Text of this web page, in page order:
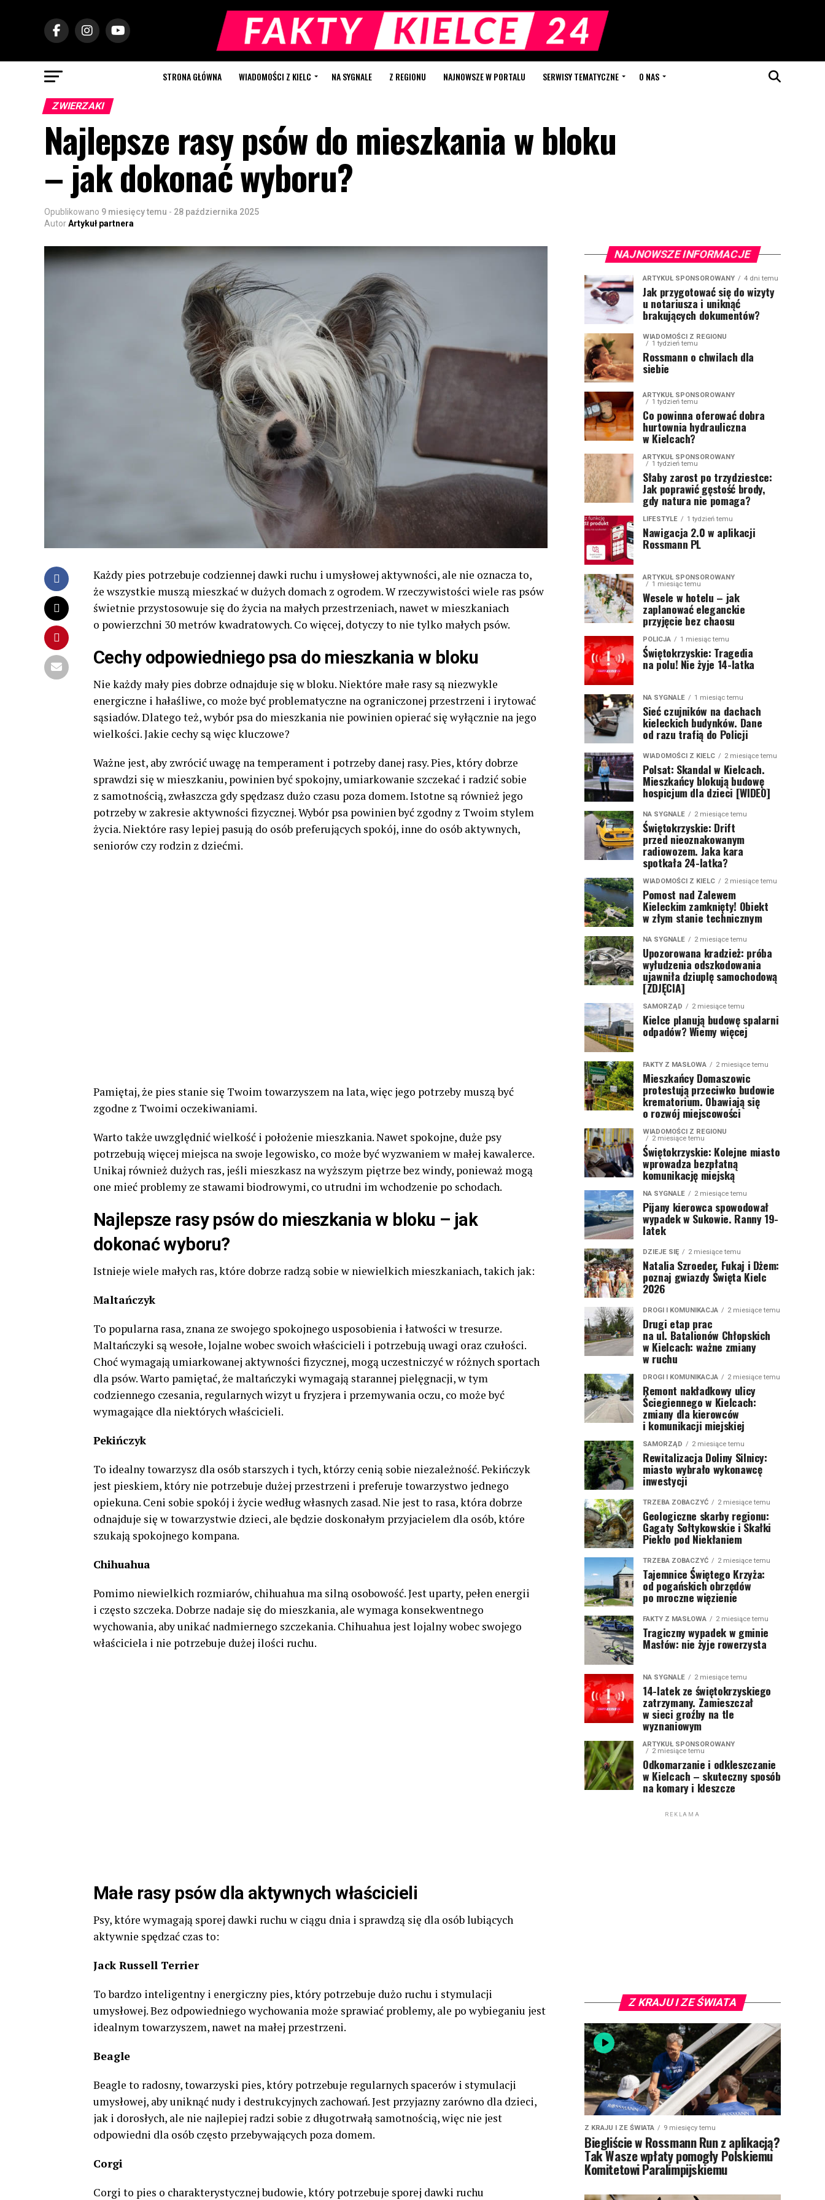
STRONA GŁÓWNA WIADOMOŚCI Z KIELC NA SYGNALE Z REGIONU NAJNOWSZE W PORTALU SERWISY TEMATYCZNE O NAS
ZWIERZAKI
Najlepsze rasy psów do mieszkania w bloku
– jak dokonać wyboru?
Opublikowano 9 miesięcy temu - 28 października 2025
AutorArtykuł partnera
Każdy pies potrzebuje codziennej dawki ruchu i umysłowej aktywności, ale nie oznacza to,
że wszystkie muszą mieszkać w dużych domach z ogrodem. W rzeczywistości wiele ras psów
świetnie przystosowuje się do życia na małych przestrzeniach, nawet w mieszkaniach
o powierzchni 30 metrów kwadratowych. Co więcej, dotyczy to nie tylko małych psów.
Cechy odpowiedniego psa do mieszkania w bloku
Nie każdy mały pies dobrze odnajduje się w bloku. Niektóre małe rasy są niezwykle
energiczne i hałaśliwe, co może być problematyczne na ograniczonej przestrzeni i irytować
sąsiadów. Dlatego też, wybór psa do mieszkania nie powinien opierać się wyłącznie na jego
wielkości. Jakie cechy są więc kluczowe?
Ważne jest, aby zwrócić uwagę na temperament i potrzeby danej rasy. Pies, który dobrze
sprawdzi się w mieszkaniu, powinien być spokojny, umiarkowanie szczekać i radzić sobie
z samotnością, zwłaszcza gdy spędzasz dużo czasu poza domem. Istotne są również jego
potrzeby w zakresie aktywności fizycznej. Wybór psa powinien być zgodny z Twoim stylem
życia. Niektóre rasy lepiej pasują do osób preferujących spokój, inne do osób aktywnych,
seniorów czy rodzin z dziećmi.
Pamiętaj, że pies stanie się Twoim towarzyszem na lata, więc jego potrzeby muszą być
zgodne z Twoimi oczekiwaniami.
Warto także uwzględnić wielkość i położenie mieszkania. Nawet spokojne, duże psy
potrzebują więcej miejsca na swoje legowisko, co może być wyzwaniem w małej kawalerce.
Unikaj również dużych ras, jeśli mieszkasz na wyższym piętrze bez windy, ponieważ mogą
one mieć problemy ze stawami biodrowymi, co utrudni im wchodzenie po schodach.
Najlepsze rasy psów do mieszkania w bloku – jak
dokonać wyboru?
Istnieje wiele małych ras, które dobrze radzą sobie w niewielkich mieszkaniach, takich jak:
Maltańczyk
To popularna rasa, znana ze swojego spokojnego usposobienia i łatwości w tresurze.
Maltańczyki są wesołe, lojalne wobec swoich właścicieli i potrzebują uwagi oraz czułości.
Choć wymagają umiarkowanej aktywności fizycznej, mogą uczestniczyć w różnych sportach
dla psów. Warto pamiętać, że maltańczyki wymagają starannej pielęgnacji, w tym
codziennego czesania, regularnych wizyt u fryzjera i przemywania oczu, co może być
wymagające dla niektórych właścicieli.
Pekińczyk
To idealny towarzysz dla osób starszych i tych, którzy cenią sobie niezależność. Pekińczyk
jest pieskiem, który nie potrzebuje dużej przestrzeni i preferuje towarzystwo jednego
opiekuna. Ceni sobie spokój i życie według własnych zasad. Nie jest to rasa, która dobrze
odnajduje się w towarzystwie dzieci, ale będzie doskonałym przyjacielem dla osób, które
szukają spokojnego kompana.
Chihuahua
Pomimo niewielkich rozmiarów, chihuahua ma silną osobowość. Jest uparty, pełen energii
i często szczeka. Dobrze nadaje się do mieszkania, ale wymaga konsekwentnego
wychowania, aby unikać nadmiernego szczekania. Chihuahua jest lojalny wobec swojego
właściciela i nie potrzebuje dużej ilości ruchu.
Małe rasy psów dla aktywnych właścicieli
Psy, które wymagają sporej dawki ruchu w ciągu dnia i sprawdzą się dla osób lubiących
aktywnie spędzać czas to:
Jack Russell Terrier
To bardzo inteligentny i energiczny pies, który potrzebuje dużo ruchu i stymulacji
umysłowej. Bez odpowiedniego wychowania może sprawiać problemy, ale po wybieganiu jest
idealnym towarzyszem, nawet na małej przestrzeni.
Beagle
Beagle to radosny, towarzyski pies, który potrzebuje regularnych spacerów i stymulacji
umysłowej, aby uniknąć nudy i destrukcyjnych zachowań. Jest przyjazny zarówno dla dzieci,
jak i dorosłych, ale nie najlepiej radzi sobie z długotrwałą samotnością, więc nie jest
odpowiedni dla osób często przebywających poza domem.
Corgi
Corgi to pies o charakterystycznej budowie, który potrzebuje sporej dawki ruchu
NAJNOWSZE INFORMACJE
ARTYKUŁ SPONSOROWANY 4 dni temu
Jak przygotować się do wizyty
u notariusza i uniknąć
brakujących dokumentów?
WIADOMOŚCI Z REGIONU
1 tydzień temu
Rossmann o chwilach dla
siebie
ARTYKUŁ SPONSOROWANY
1 tydzień temu
Co powinna oferować dobra
hurtownia hydrauliczna
w Kielcach?
ARTYKUŁ SPONSOROWANY
1 tydzień temu
Słaby zarost po trzydziestce:
Jak poprawić gęstość brody,
gdy natura nie pomaga?
LIFESTYLE 1 tydzień temu
Nawigacja 2.0 w aplikacji
Rossmann PL
ARTYKUŁ SPONSOROWANY
1 miesiąc temu
Wesele w hotelu – jak
zaplanować eleganckie
przyjęcie bez chaosu
POLICJA 1 miesiąc temu
Świętokrzyskie: Tragedia
na polu! Nie żyje 14-latka
NA SYGNALE 1 miesiąc temu
Sieć czujników na dachach
kieleckich budynków. Dane
od razu trafią do Policji
WIADOMOŚCI Z KIELC 2 miesiące temu
Polsat: Skandal w Kielcach.
Mieszkańcy blokują budowę
hospicjum dla dzieci [WIDEO]
NA SYGNALE 2 miesiące temu
Świętokrzyskie: Drift
przed nieoznakowanym
radiowozem. Jaka kara
spotkała 24-latka?
WIADOMOŚCI Z KIELC 2 miesiące temu
Pomost nad Zalewem
Kieleckim zamknięty! Obiekt
w złym stanie technicznym
NA SYGNALE 2 miesiące temu
Upozorowana kradzież: próba
wyłudzenia odszkodowania
ujawniła dziuplę samochodową
[ZDJĘCIA]
SAMORZĄD 2 miesiące temu
Kielce planują budowę spalarni
odpadów? Wiemy więcej
FAKTY Z MASŁOWA 2 miesiące temu
Mieszkańcy Domaszowic
protestują przeciwko budowie
krematorium. Obawiają się
o rozwój miejscowości
WIADOMOŚCI Z REGIONU
2 miesiące temu
Świętokrzyskie: Kolejne miasto
wprowadza bezpłatną
komunikację miejską
NA SYGNALE 2 miesiące temu
Pijany kierowca spowodował
wypadek w Sukowie. Ranny 19-
latek
DZIEJE SIĘ 2 miesiące temu
Natalia Szroeder, Fukaj i Dżem:
poznaj gwiazdy Święta Kielc
2026
DROGI I KOMUNIKACJA 2 miesiące temu
Drugi etap prac
na ul. Batalionów Chłopskich
w Kielcach: ważne zmiany
w ruchu
DROGI I KOMUNIKACJA 2 miesiące temu
Remont nakładkowy ulicy
Ściegiennego w Kielcach:
zmiany dla kierowców
i komunikacji miejskiej
SAMORZĄD 2 miesiące temu
Rewitalizacja Doliny Silnicy:
miasto wybrało wykonawcę
inwestycji
TRZEBA ZOBACZYĆ 2 miesiące temu
Geologiczne skarby regionu:
Gagaty Sołtykowskie i Skałki
Piekło pod Niekłaniem
TRZEBA ZOBACZYĆ 2 miesiące temu
Tajemnice Świętego Krzyża:
od pogańskich obrzędów
po mroczne więzienie
FAKTY Z MASŁOWA 2 miesiące temu
Tragiczny wypadek w gminie
Masłów: nie żyje rowerzysta
NA SYGNALE 2 miesiące temu
14-latek ze świętokrzyskiego
zatrzymany. Zamieszczał
w sieci groźby na tle
wyznaniowym
ARTYKUŁ SPONSOROWANY
2 miesiące temu
Odkomarzanie i odkleszczanie
w Kielcach – skuteczny sposób
na komary i kleszcze
REKLAMA
Z KRAJU I ZE ŚWIATA
Z KRAJU I ZE ŚWIATA 9 miesięcy temu
Biegliście w Rossmann Run z aplikacją?
Tak Wasze wpłaty pomogły Polskiemu
Komitetowi Paralimpijskiemu